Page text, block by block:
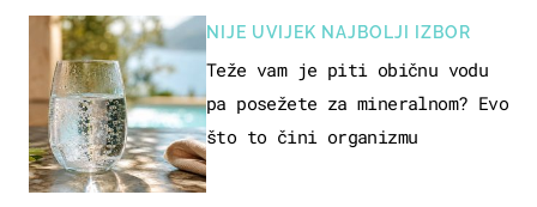
NIJE UVIJEK NAJBOLJI IZBOR
Teže vam je piti običnu vodu
pa posežete za mineralnom? Evo
što to čini organizmu